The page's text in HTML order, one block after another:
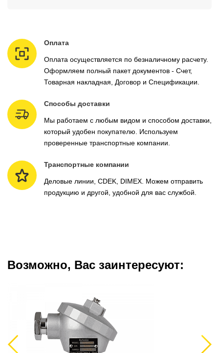
Оплата
Оплата осуществляется по безналичному расчету.
Оформляем полный пакет документов - Счет,
Товарная накладная, Договор и Спецификации.
Способы доставки
Мы работаем с любым видом и способом доставки,
который удобен покупателю. Используем
проверенные транспортные компании.
Транспортные компании
Деловые линии, CDEK, DIMEX. Можем отправить
продукцию и другой, удобной для вас службой.
Возможно, Вас заинтересуют:
Previous Next